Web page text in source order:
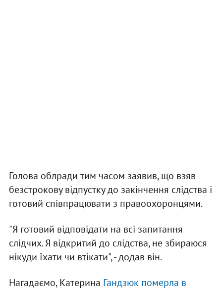
Голова облради тим часом заявив, що взяв
безстрокову відпустку до закінчення слідства і
готовий співпрацювати з правоохоронцями.
"Я готовий відповідати на всі запитання
слідчих. Я відкритий до слідства, не збираюся
нікуди їхати чи втікати", - додав він.
Нагадаємо, Катерина Гандзюк померла в